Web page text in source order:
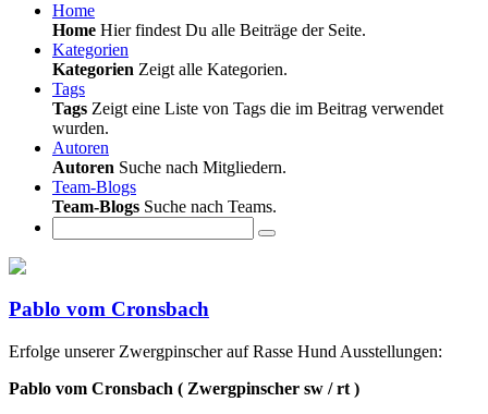
Home
Home Hier findest Du alle Beiträge der Seite.
Kategorien
Kategorien Zeigt alle Kategorien.
Tags
Tags Zeigt eine Liste von Tags die im Beitrag verwendet
wurden.
Autoren
Autoren Suche nach Mitgliedern.
Team-Blogs
Team-Blogs Suche nach Teams.
Pablo vom Cronsbach
Erfolge unserer Zwergpinscher auf Rasse Hund Ausstellungen:
Pablo vom Cronsbach ( Zwergpinscher sw / rt )